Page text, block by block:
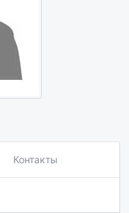
Контакты